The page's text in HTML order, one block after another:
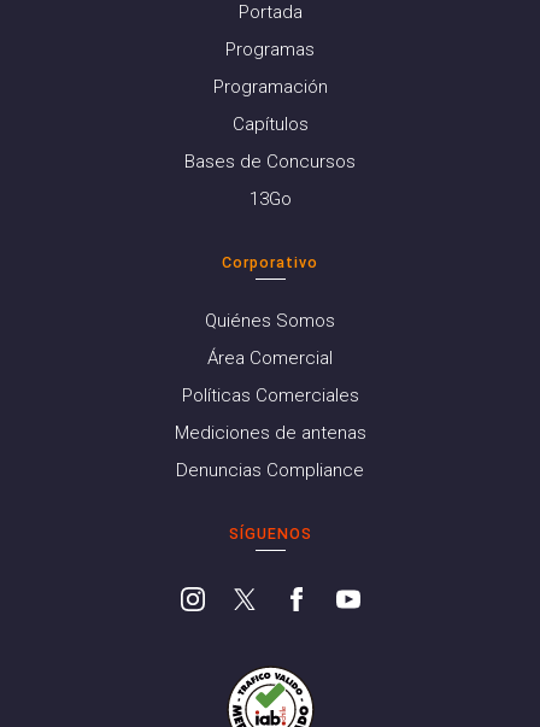
Portada
Programas
Programación
Capítulos
Bases de Concursos
13Go
Corporativo
Quiénes Somos
Área Comercial
Políticas Comerciales
Mediciones de antenas
Denuncias Compliance
SÍGUENOS